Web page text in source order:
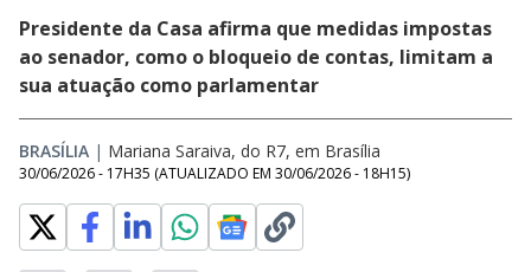
Presidente da Casa afirma que medidas impostas
ao senador, como o bloqueio de contas, limitam a
sua atuação como parlamentar
BRASÍLIA | Mariana Saraiva, do R7, em Brasília
30/06/2026 - 17H35 (ATUALIZADO EM 30/06/2026 - 18H15)